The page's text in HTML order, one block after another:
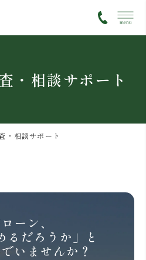
・相談サポート
・相談サポート
ーン、
るだろうか」と
いませんか？